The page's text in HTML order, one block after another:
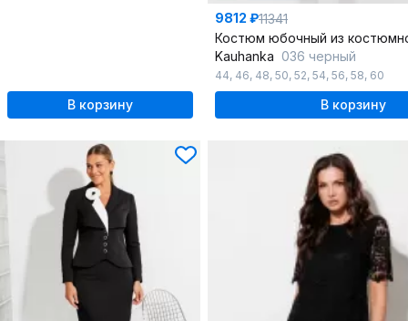
В корзину
9812 ₽11341
Kauhanka 036 черный
44, 46, 48, 50, 52, 54, 56, 58, 60
В корзину